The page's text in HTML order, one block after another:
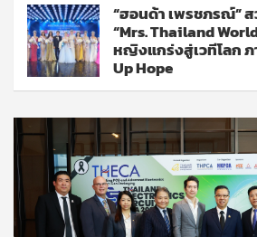
“ฮอนด้า เพรชภรณ์”
“Mrs. Thailand
หญิงแกร่งสู่เวทีโลก
Up Hope